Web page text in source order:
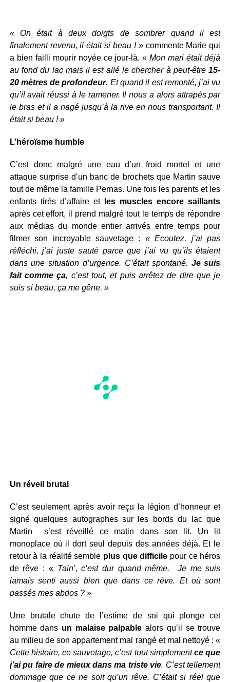
« On était à deux doigts de sombrer quand il est
finalement revenu, il était si beau ! »commente Marie qui
a bien failli mourir noyée ce jour-là. «Mon mari était déjà
au fond du lac mais il est allé le chercher à peut-être15-
20 mètres de profondeur. Et quand il est remonté, j’ai vu
qu’il avait réussi à le ramener. Il nous a alors attrapés par
le bras et il a nagé jusqu’à la rive en nous transportant. Il
était si beau !»
L’héroïsme humble
C’est donc malgré une eau d’un froid mortel et une
attaque surprise d’un banc de brochets que Martin sauve
tout de même la famille Pernas. Une fois les parents et les
enfants tirés d’affaire et
les muscles encore saillants
après cet effort, il prend malgré tout le temps de répondre
aux médias du monde entier arrivés entre temps pour
filmer son incroyable sauvetage : « Ecoutez, j’ai pas
réfléchi, j’ai juste sauté parce que j’ai vu qu’ils étaient
dans une situation d’urgence. C’était spontané. Je suis
fait comme ça, c’est tout, et puis arrêtez de dire que je
suis si beau, ça me gêne. »
Un réveil brutal
C’est seulement après avoir reçu la légion d’honneur et
signé quelques autographes sur les bords du lac que
Martin s’est réveillé ce matin dans son lit. Un lit
monoplace où il dort seul depuis des années déjà. Et le
retour à la réalité semble plus que difficile pour ce héros
de rêve : « Tain’, c’est dur quand même. Je me suis
jamais senti aussi bien que dans ce rêve. Et où sont
passés mes abdos ?»
Une brutale chute de l’estime de soi qui plonge cet
homme dans un malaise palpable alors qu’il se trouve
au milieu de son appartement mal rangé et mal nettoyé : «
Cette histoire, ce sauvetage, c’est tout simplementce que
j’ai pu faire de mieux dans ma triste vie. C’est tellement
dommage que ce ne soit qu’un rêve. C’était si réel que